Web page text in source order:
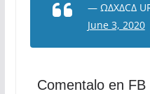
— ΩΔXΔCΔ
June 3, 2020
Comentalo en FB